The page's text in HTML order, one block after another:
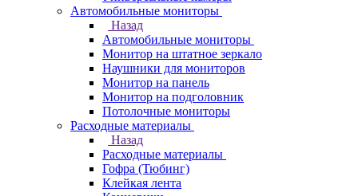
Автомобильные мониторы
Назад
Автомобильные мониторы
Монитор на штатное зеркало
Наушники для мониторов
Монитор на панель
Монитор на подголовник
Потолочные мониторы
Расходные материалы
Назад
Расходные материалы
Гофра (Тюбинг)
Клейкая лента